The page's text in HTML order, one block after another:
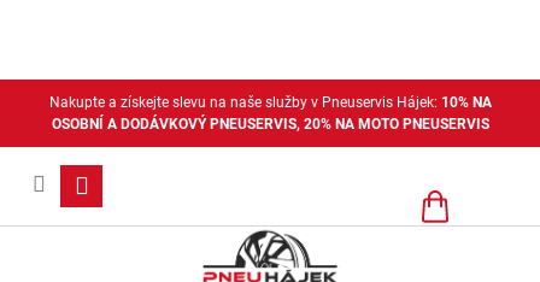
Nakupte a získejte slevu na naše služby v Pneuservis Hájek: 10% NA
OSOBNÍ A DODÁVKOVÝ PNEUSERVIS, 20% NA MOTO PNEUSERVIS
Nákupní